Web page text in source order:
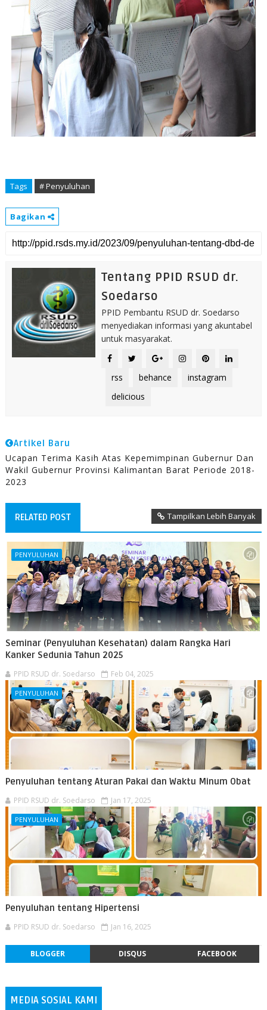
Tags # Penyuluhan
Bagikan
Tentang PPID RSUD dr.
Soedarso
PPID Pembantu RSUD dr. Soedarso
menyediakan informasi yang akuntabel
untuk masyarakat.
rss behance
instagram
delicious
Artikel Baru
Ucapan Terima Kasih Atas Kepemimpinan Gubernur Dan
Wakil Gubernur Provinsi Kalimantan Barat Periode 2018-
2023
RELATED POST Tampilkan Lebih Banyak
PENYULUHAN
Seminar (Penyuluhan Kesehatan) dalam Rangka Hari
Kanker Sedunia Tahun 2025
PPID RSUD dr. Soedarso Feb 04, 2025
PENYULUHAN
Penyuluhan tentang Aturan Pakai dan Waktu Minum Obat
PPID RSUD dr. Soedarso Jan 17, 2025
PENYULUHAN
Penyuluhan tentang Hipertensi
PPID RSUD dr. Soedarso Jan 16, 2025
BLOGGER DISQUS FACEBOOK
MEDIA SOSIAL KAMI